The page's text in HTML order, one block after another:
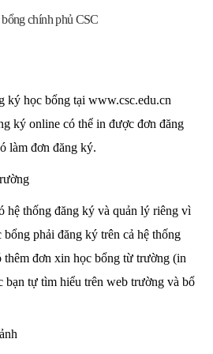
chính phủ CSC
ký học bổng tại www.csc.edu.cn
ký online có thể in được đơn đăng
làm đơn đăng ký.
hệ thống đăng ký và quản lý riêng vì
phải đăng ký trên cả hệ thống
thêm đơn xin học bổng từ trường (in
bạn tự tìm hiểu trên web trường và bổ